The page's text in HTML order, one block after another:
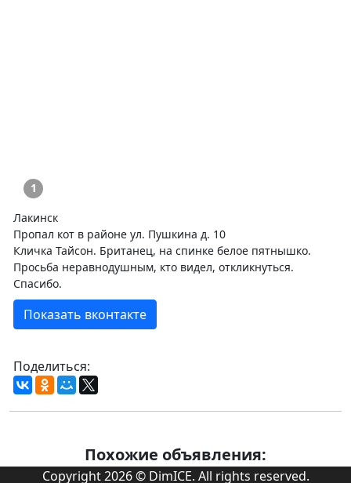
1
Лакинск
Пропал кот в районе ул. Пушкина д. 10
Кличка Тайсон. Британец, на спинке белое пятнышко.
Просьба неравнодушным, кто видел, откликнуться.
Спасибо.
Показать вконтакте
Поделиться:
Похожие объявления:
Copyright 2026 © DimICE. All rights reserved.